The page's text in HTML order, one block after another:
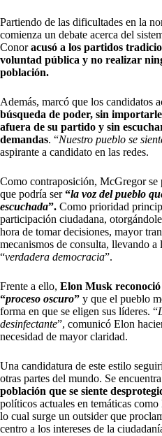
Partiendo de las dificultades en la
comienza un debate acerca del
Conoracusó a los partidos
voluntad pública y no realizar
población.
Además, marcó que los candidatos
búsqueda de poder, sin
afuera de su partido y sin
demandas. “Nuestro pueblo se
aspirante a candidato en las redes.
Como contraposición, McGregor se
que podría ser“la voz del pueblo
escuchada”. Como prioridad
participación ciudadana,
hora de tomar decisiones, mayor
mecanismos de consulta, llevando a
“verdadera democracia”.
Frente a ello, Elon Musk
“proceso oscuro” y que el pueblo
forma en que se eligen sus líderes. “
desinfectante”, comunicó Elon
necesidad de mayor claridad.
Una candidatura de este estilo
otras partes del mundo. Se
población que se siente
políticos actuales en temáticas
lo cual surge un outsider que
centro a los intereses de la